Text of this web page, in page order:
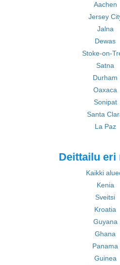
Aachen
Jersey
Jalna
Dewas
Stoke-on-
Satna
Durham
Oaxaca
Sonipat
Santa
La Paz
Deittailu eri
Kaikki
Kenia
Sveitsi
Kroatia
Guyana
Ghana
Panama
Guinea